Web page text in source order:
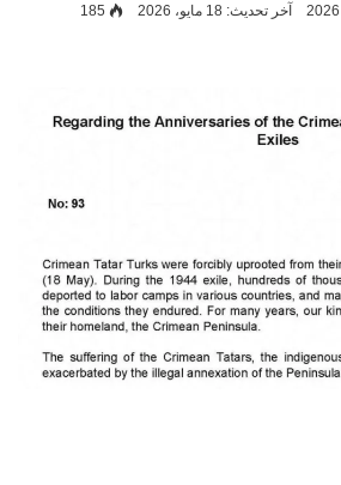
آخر تحديث: 18 مايو، 2026 185